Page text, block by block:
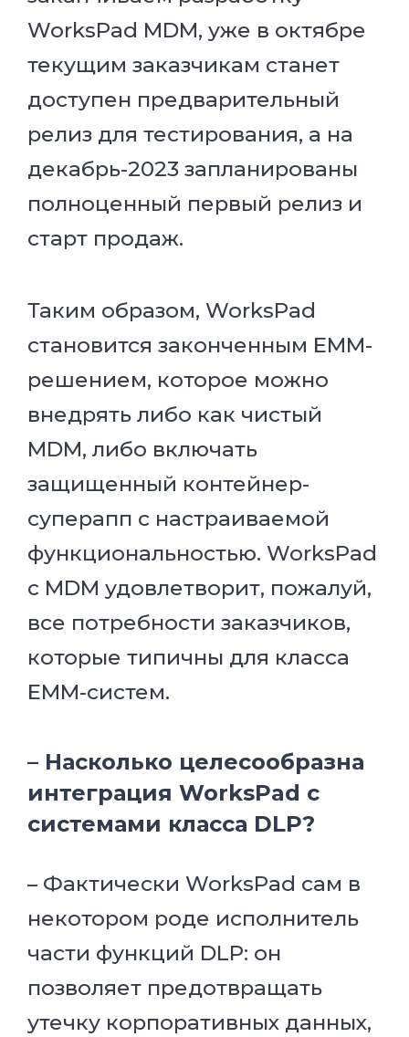
WorksPad MDM, уже в октябре
текущим заказчикам станет
доступен предварительный
релиз для тестирования, а на
декабрь-2023 запланированы
полноценный первый релиз и
старт продаж.
Таким образом, WorksPad
становится законченным EMM-
решением, которое можно
внедрять либо как чистый
MDM, либо включать
защищенный контейнер-
суперапп с настраиваемой
функциональностью. WorksPad
с MDM удовлетворит, пожалуй,
все потребности заказчиков,
которые типичны для класса
EMM-систем.
– Насколько целесообразна
интеграция WorksPad c
системами класса DLP?
– Фактически WorksPad сам в
некотором роде исполнитель
части функций DLP: он
позволяет предотвращать
утечку корпоративных данных,